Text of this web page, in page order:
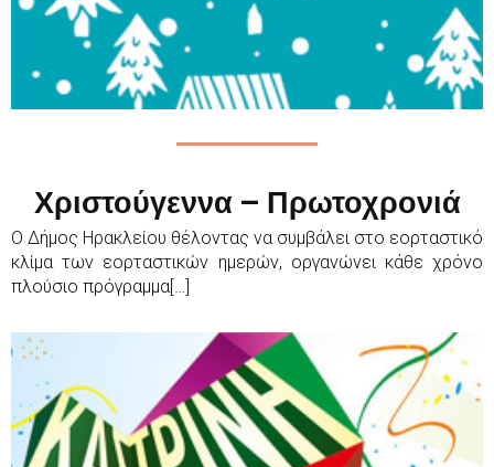
Χριστούγεννα – Πρωτοχρονιά
Ο Δήμος Ηρακλείου θέλοντας να συμβάλει στο εορταστικό
κλίμα των εορταστικών ημερών, οργανώνει κάθε χρόνο
πλούσιο πρόγραμμα[…]